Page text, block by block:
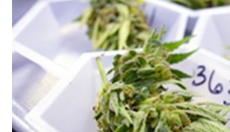
Prawa marihuany na Jamajce wkrótce
zmianom, które […]